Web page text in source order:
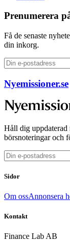
Prenumerera
Få de senaste
din inkorg.
Nyemissioner.se
Håll dig uppdaterad
börsnoteringar och
Sidor
Om ossAnnonsera
Kontakt
Finance Lab AB